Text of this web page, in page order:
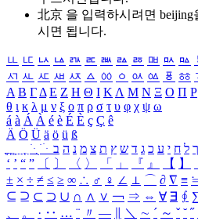
北京 을 입력하시려면 beijing
시면 됩니다.
ㅥ ㅦ ㅧ ㅨ ㅩ ㅪ ㅫ ㅬ ㅭ ㅮ ㅯ ㅰ
ㅺ ㅻ ㅼ ㅽ ㅾ ㅿ ㆀ ㆁ ㆂ ㆃ ㆄ ㆅ
Α Β ΓΔ Ε Ζ Η Θ Ι ΚΛ Μ Ν Ξ Ο Π Ρ
θ ι κ λ μ ν ξ ο π ρ σ τ υ φ χ ψ ω
á à Á À é è É È ç Ç ê
Ä Ö Ü ä ö ü ß
ִֶֹ ֻּ ׁׂ ך ל ח י ע כ ג ד ש ץ ת צ מ נ ה ב
‘ ’ “ ” 〔 〕 〈 〉 「 」 『 』 【 】
± × ÷ ≠ ≤ ≥ ∞ ∴ ♂ ♀ ∠ ⊥ ⌒ ∂ ∇ ≡
⊆ ⊇ ⊂ ⊃ ∪ ∩ ∧ ∨ ￢ ⇒ ⇔ ∀ ∃ ∮
、
。 · ‥ … ¨ 〃 ― ＼ ∼ ´ ～ ˇ ˘ ˝